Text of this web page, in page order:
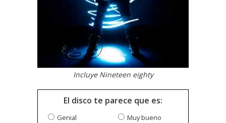
Incluye Nineteen eighty
El disco te parece que es:
Genial
Muy bueno